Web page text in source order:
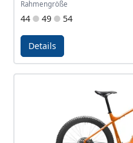
Rahmengröße
44 49 54
Details